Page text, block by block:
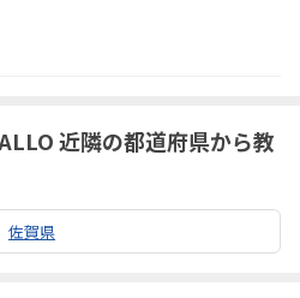
近隣の都道府県から教
佐賀県